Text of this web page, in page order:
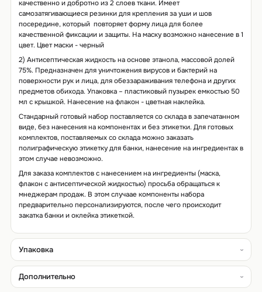
качественно и добротно из 2 слоев ткани. Имеет
самозатягивающиеся резинки для крепления за уши и шов
посередине, который повторяет форму лица для более
качественной фиксации и защиты. На маску возможно нанесение в 1
цвет. Цвет маски - черный
2) Антисептическая жидкость на основе этанола, массовой долей
75%. Предназначен для уничтожения вирусов и бактерий на
поверхности рук и лица, для обеззараживания телефона и других
предметов обихода. Упаковка – пластиковый пузырек емкостью 50
мл с крышкой. Нанесение на флакон - цветная наклейка.
Стандарный готовый набор поставляется со склада в запечатанном
виде, без нанесения на компонентах и без этикетки. Для готовых
комплектов, поставляемых со склада можно заказать
полиграфическую этикетку для банки, нанесение на ингредиентах в
этом случае невозможно.
Для заказа комплектов с нанесением на ингредиенты (маска,
флакон с антисептической жидкостью) просьба обращаться к
мнеджерам продаж. В этом случаае компоненты набора
предварительно персонализируются, после чего происходит
закатка банки и оклейка этикеткой.
Упаковка
Дополнительно